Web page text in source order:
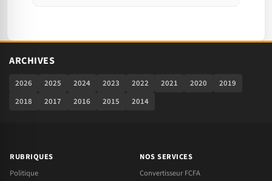
ARCHIVES
2026 2025 2024 2023 2022 2021 2020
2019
2018
2017 2016 2015 2014
RUBRIQUES
Politique
NOS SERVICES
Convertisseur FCFA